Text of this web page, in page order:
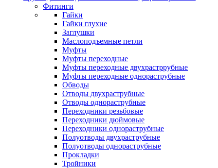
Фитинги
Гайки
Гайки глухие
Заглушки
Маслоподъемные петли
Муфты
Муфты переходные
Муфты переходные двухрастррубные
Муфты переходные однораструбные
Обводы
Отводы двухраструбные
Отводы однораструбные
Переходники резьбовые
Переходники дюймовые
Переходники однораструбные
Полуотводы двухраструбные
Полуотводы однораструбные
Прокладки
Тройники